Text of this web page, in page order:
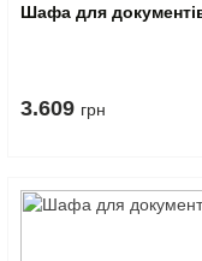
Шафа для
3.609 грн